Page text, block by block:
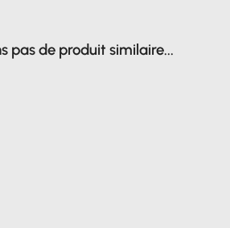
pas de produit similaire...